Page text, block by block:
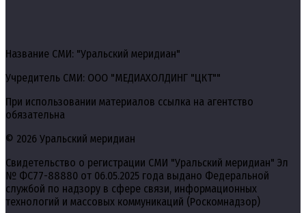
Название СМИ: "Уральский меридиан"
Учредитель СМИ: ООО "МЕДИАХОЛДИНГ "ЦКТ""
При использовании материалов ссылка на агентство
обязательна
© 2026 Уральский меридиан
Свидетельство о регистрации СМИ "Уральский меридиан" Эл
№ ФС77-88880 от 06.05.2025 года выдано Федеральной
службой по надзору в сфере связи, информационных
технологий и массовых коммуникаций (Роскомнадзор)